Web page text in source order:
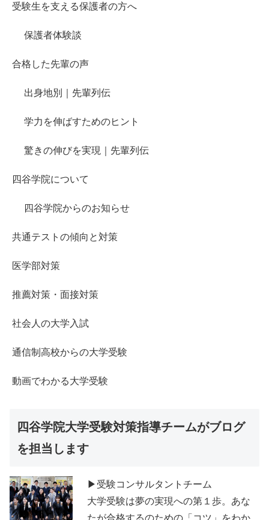
受験生を支える保護者の方へ
保護者体験談
合格した先輩の声
出身地別｜先輩列伝
学力を伸ばすためのヒント
驚きの伸びを実現｜先輩列伝
四谷学院について
四谷学院からのお知らせ
共通テストの傾向と対策
医学部対策
推薦対策・面接対策
社会人の大学入試
通信制高校からの大学受験
動画でわかる大学受験
四谷学院大学受験対策指導チームがブログ
を担当します
▶受験コンサルタントチーム
大学受験は夢の実現への第１歩。あな